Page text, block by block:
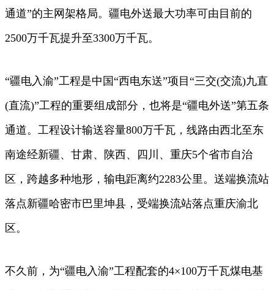
通道”的主网架格局。疆电外送最大功率可由目前的
2500万千瓦提升至3300万千瓦。
“疆电入渝”工程是中国“西电东送”项目“三交(交流)九直
(直流)”工程的重要组成部分，也将是“疆电外送”第五条
通道。工程设计输送容量800万千瓦，线路由西北至东
南途经新疆、甘肃、陕西、四川、重庆5个省市自治
区，跨越多种地形，输电距离约2283公里。送端换流站
落点新疆哈密市巴里坤县，受端换流站落点重庆渝北
区。
不久前，为“疆电入渝”工程配套的4×100万千瓦煤电基